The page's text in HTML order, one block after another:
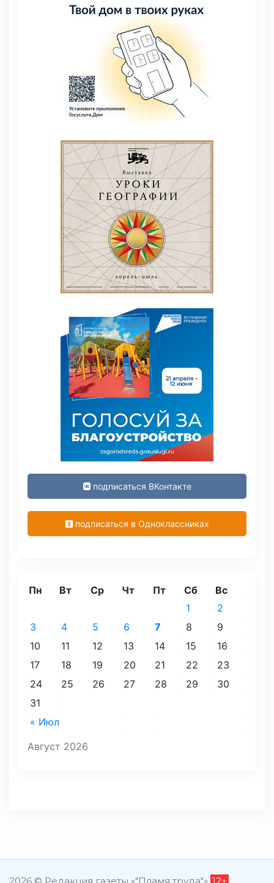
подписаться ВКонтакте
подписаться в Одноклассниках
Август 2026
Пн Вт Ср Чт Пт Сб Вс
« Июл
1
2
3
4 5 6 7 8
9
10
11 12 13 14 15
16
17
18 19 20 21 22
23
24
25 26 27 28 29
30
31